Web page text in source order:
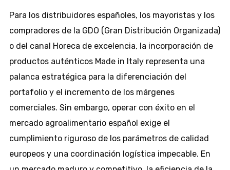
Para los distribuidores españoles, los mayoristas y los
compradores de la GDO (Gran Distribución Organizada)
o del canal Horeca de excelencia, la incorporación de
productos auténticos Made in Italy representa una
palanca estratégica para la diferenciación del
portafolio y el incremento de los márgenes
comerciales. Sin embargo, operar con éxito en el
mercado agroalimentario español exige el
cumplimiento riguroso de los parámetros de calidad
europeos y una coordinación logística impecable. En